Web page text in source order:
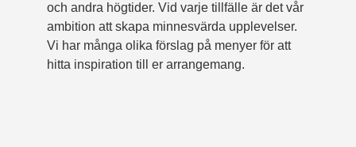
och andra högtider. Vid varje tillfälle är det vår
ambition att skapa minnesvärda upplevelser.
Vi har många olika förslag på menyer för att
hitta inspiration till er arrangemang.